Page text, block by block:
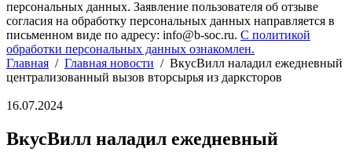
персональных данных. Заявление пользователя об отзыве
согласия на обработку персональных данных направляется в
письменном виде по адресу: info@b-soc.ru. С политикой
обработки персональных данных ознакомлен.
Главная / Главная новости / ВкусВилл наладил ежедневный
централизованный вызов вторсырья из дарксторов
16.07.2024
ВкусВилл наладил ежедневный